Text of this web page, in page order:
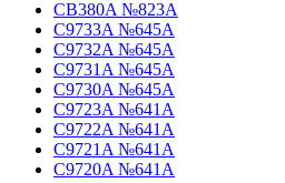
CB380A №823A
C9733A №645A
C9732A №645A
C9731A №645A
C9730A №645A
C9723A №641A
C9722A №641A
C9721A №641A
C9720A №641A